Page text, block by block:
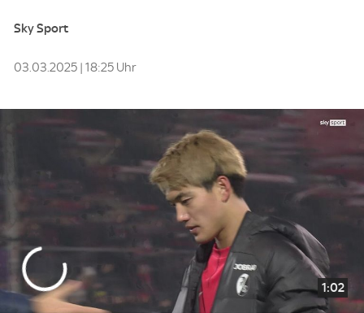
Sky Sport
03.03.2025 | 18:25 Uhr
1:02